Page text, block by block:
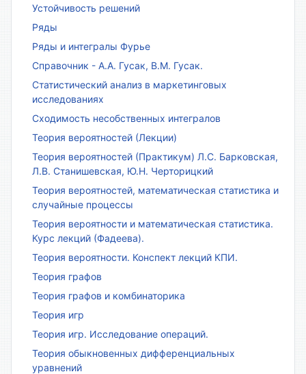
Устойчивость решений
Ряды
Ряды и интегралы Фурье
Справочник - А.А. Гусак, В.М. Гусак.
Статистический анализ в маркетинговых
исследованиях
Сходимость несобственных интегралов
Теория вероятностей (Лекции)
Теория вероятностей (Практикум) Л.С. Барковская,
Л.В. Станишевская, Ю.Н. Черторицкий
Теория вероятностей, математическая статистика и
случайные процессы
Теория вероятности и математическая статистика.
Курс лекций (Фадеева).
Теория вероятности. Конспект лекций КПИ.
Теория графов
Теория графов и комбинаторика
Теория игр
Теория игр. Исследование операций.
Теория обыкновенных дифференциальных
уравнений